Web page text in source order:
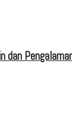
dan